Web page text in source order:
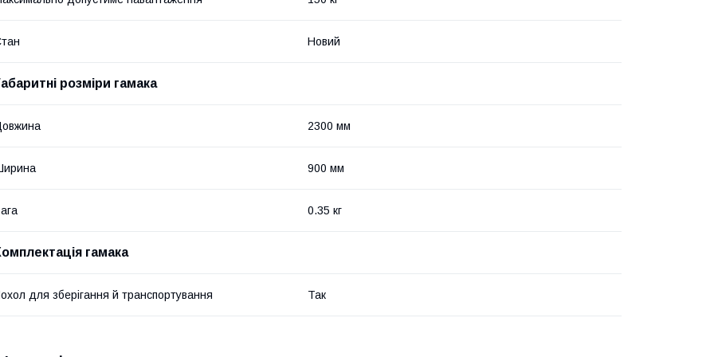
Новий
розміри гамака
2300 мм
900 мм
0.35 кг
гамака
для зберігання й транспортування Так